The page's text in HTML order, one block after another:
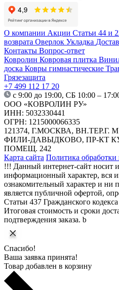
О компании Акции Статьи 44 и
возврата Оверлок Укладка
Контакты Вопрос-ответ
Ковролин Ковровая плитка
доска Ковры гимнастические
Грязезащита
+7 499 112 17 20
с 9:00 до 19:00, СБ 10:00 –
ООО «КОВРОЛИН РУ»
ИНН: 5032330441
ОГРН: 1215000066335
121374, Г.МОСКВА,
ФИЛИ-ДАВЫДКОВО, ПР-КТ
ПОМЕЩ. 242
Карта сайта Политика
!!! Данный интернет-сайт носит
информационный характер, вся
ознакомительный характер и ни
является публичной офертой,
Статьи 437 Гражданского
Итоговая стоимость и сроки
подтверждения заказа. b
Спасибо!
Ваша заявка принята!
Товар добавлен в корзину